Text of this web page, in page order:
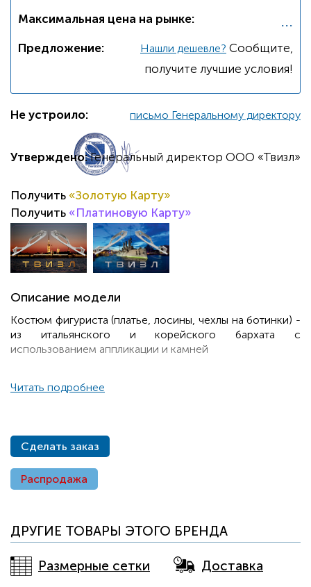
Максимальная цена на рынке: ...
Предложение: Нашли дешевле? Cообщите,
получите лучшие условия!
Не устроило: письмо Генеральному директору
Утверждено: Генеральный директор ООО «Твизл»
Получить «Золотую Карту»
Получить «Платиновую Карту»
Описание модели
Костюм фигуриста (платье, лосины, чехлы на ботинки) -
из итальянского и корейского бархата с
использованием аппликации и камней
Читать подробнее
Сделать заказ
Распродажа
ДРУГИЕ ТОВАРЫ ЭТОГО БРЕНДА
Размерные сетки Доставка